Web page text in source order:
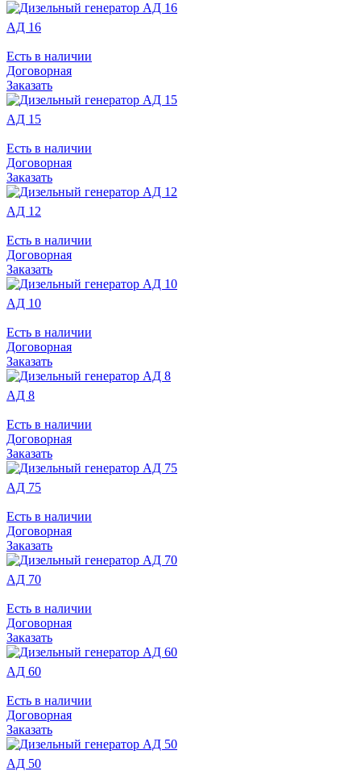
АД 16
Есть в наличии
Договорная
Заказать
АД 15
Есть в наличии
Договорная
Заказать
АД 12
Есть в наличии
Договорная
Заказать
АД 10
Есть в наличии
Договорная
Заказать
АД 8
Есть в наличии
Договорная
Заказать
АД 75
Есть в наличии
Договорная
Заказать
АД 70
Есть в наличии
Договорная
Заказать
АД 60
Есть в наличии
Договорная
Заказать
АД 50